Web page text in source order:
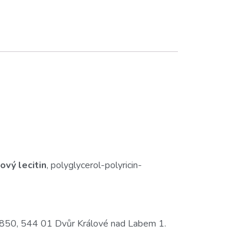
lecitin, polyglycerol-polyricin-
544 01 Dvůr Králové nad Labem 1.